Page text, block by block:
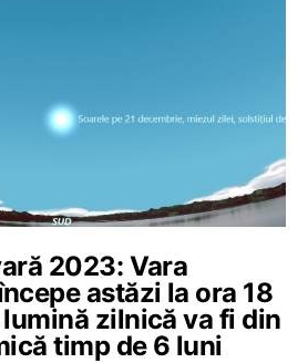
2023: Vara
astăzi la ora 18
zilnică va fi din
timp de 6 luni